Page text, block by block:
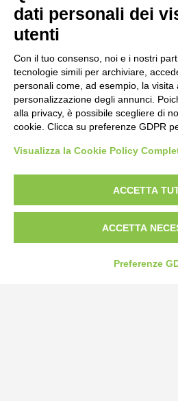
Bogliano Srl
Strada Statale 231 Alba-Bra
Borgo San Martino 44, 12060
Tel:0172-478161
Fax: 0172-487399
dati personali dei
utenti
Con il tuo consenso, noi e i nostri
tecnologie simili per archiviare,
personali come, ad esempio, la visita
personalizzazione degli annunci.
alla privacy, è possibile scegliere di
cookie. Clicca su preferenze GDPR
Visualizza la Cookie Policy
ACCETTA
ACCETTA
Preferenze